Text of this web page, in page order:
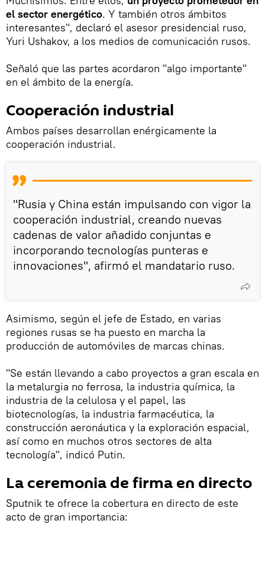
el sector energético. Y también otros ámbitos
interesantes", declaró el asesor presidencial ruso,
Yuri Ushakov, a los medios de comunicación rusos.
Señaló que las partes acordaron "algo importante"
en el ámbito de la energía.
Cooperación industrial
Ambos países desarrollan enérgicamente la
cooperación industrial.
"Rusia y China están impulsando con vigor la
cooperación industrial, creando nuevas
cadenas de valor añadido conjuntas e
incorporando tecnologías punteras e
innovaciones", afirmó el mandatario ruso.
Asimismo, según el jefe de Estado, en varias
regiones rusas se ha puesto en marcha la
producción de automóviles de marcas chinas.
"Se están llevando a cabo proyectos a gran escala en
la metalurgia no ferrosa, la industria química, la
industria de la celulosa y el papel, las
biotecnologías, la industria farmacéutica, la
construcción aeronáutica y la exploración espacial,
así como en muchos otros sectores de alta
tecnología", indicó Putin.
La ceremonia de firma en directo
Sputnik te ofrece la cobertura en directo de este
acto de gran importancia: